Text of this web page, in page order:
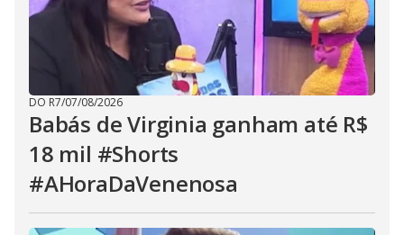
DO R7/07/08/2026
Babás de Virginia ganham até R$
18 mil #Shorts
#AHoraDaVenenosa